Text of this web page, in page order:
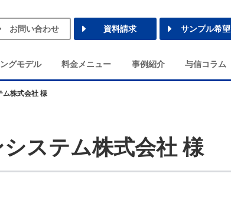
グモデル 料金メニュー 事例紹介 与信コラム
お問い合わせ 資料請求 サンプル希望
ム株式会社 様
ステム株式会社 様